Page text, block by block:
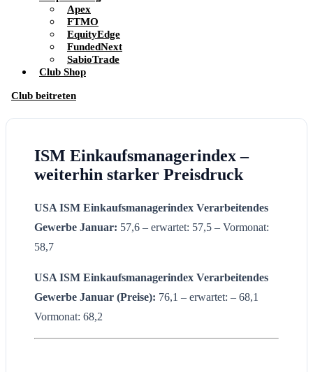
Apex
FTMO
EquityEdge
FundedNext
SabioTrade
Club Shop
Club beitreten
ISM Einkaufsmanagerindex –
weiterhin starker Preisdruck
USA ISM Einkaufsmanagerindex Verarbeitendes
Gewerbe Januar: 57,6 – erwartet: 57,5 – Vormonat:
58,7
USA ISM Einkaufsmanagerindex Verarbeitendes
Gewerbe Januar (Preise): 76,1 – erwartet: – 68,1
Vormonat: 68,2